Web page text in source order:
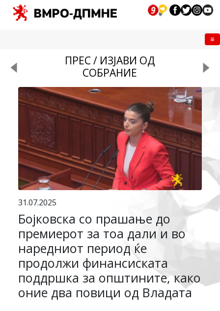
ПРЕС / ИЗЈАВИ ОД
СОБРАНИЕ
31.07.2025
Бојковска со прашање до
премиерот за тоа дали и во
наредниот период ќе
продолжи финансиската
поддршка за општините, како
оние два повици од Владата